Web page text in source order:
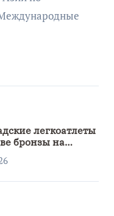
легкоатлеты
бронзы на